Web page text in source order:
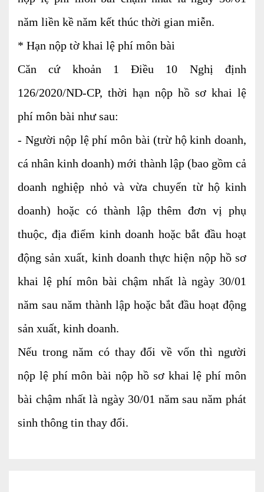
năm liền kề năm kết thúc thời gian miễn.
* Hạn nộp tờ khai lệ phí môn bài
Căn cứ khoản 1 Điều 10 Nghị định
126/2020/ND-CP, thời hạn nộp hồ sơ khai lệ
phí môn bài như sau:
- Người nộp lệ phí môn bài (trừ hộ kinh doanh,
cá nhân kinh doanh) mới thành lập (bao gồm cả
doanh nghiệp nhỏ và vừa chuyển từ hộ kinh
doanh) hoặc có thành lập thêm đơn vị phụ
thuộc, địa điểm kinh doanh hoặc bắt đầu hoạt
động sản xuất, kinh doanh thực hiện nộp hồ sơ
khai lệ phí môn bài chậm nhất là ngày 30/01
năm sau năm thành lập hoặc bắt đầu hoạt động
sản xuất, kinh doanh.
Nếu trong năm có thay đổi về vốn thì người
nộp lệ phí môn bài nộp hồ sơ khai lệ phí môn
bài chậm nhất là ngày 30/01 năm sau năm phát
sinh thông tin thay đổi.